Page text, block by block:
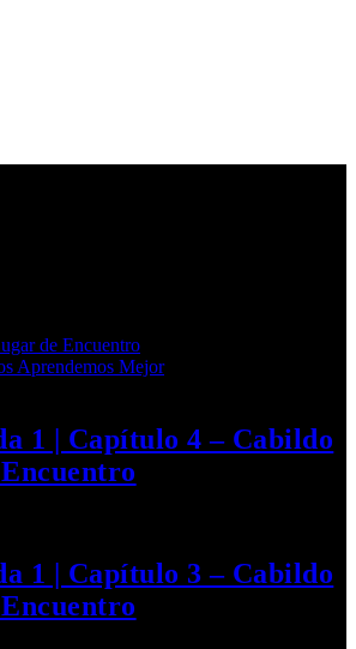
de Encuentro
Aprendemos Mejor
1 | Capítulo 4 – Cabildo
1 | Capítulo 3 – Cabildo